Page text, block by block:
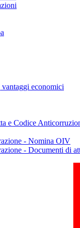
economici
e Codice
- Nomina OIV
- Documenti di